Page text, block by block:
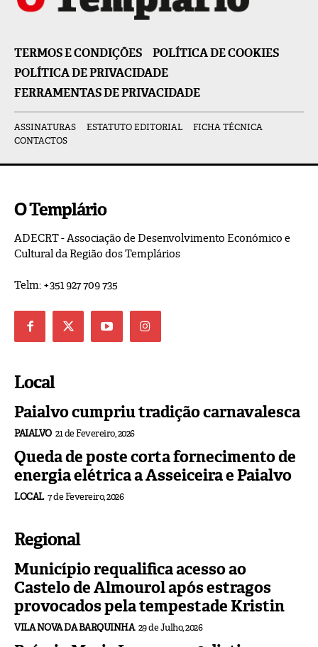
TERMOS E CONDIÇÕES
POLÍTICA DE COOKIES
POLÍTICA DE PRIVACIDADE
FERRAMENTAS DE PRIVACIDADE
ASSINATURAS ESTATUTO EDITORIAL
FICHA TÉCNICA
CONTACTOS
O Templário
ADECRT - Associação de Desenvolvimento Económico e
Cultural da Região dos Templários
Telm: +351 927 709 735
Local
Paialvo cumpriu tradição carnavalesca
PAIALVO 21 de Fevereiro, 2026
Queda de poste corta fornecimento de
energia elétrica a Asseiceira e Paialvo
LOCAL 7 de Fevereiro, 2026
Regional
Município requalifica acesso ao
Castelo de Almourol após estragos
provocados pela tempestade Kristin
VILA NOVA DA BARQUINHA 29 de Julho, 2026